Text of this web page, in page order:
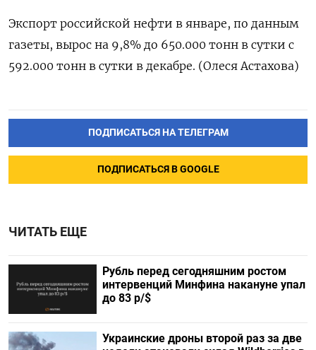
Экспорт российской нефти в январе, по данным
газеты, вырос на 9,8% до 650.000 тонн в сутки с
592.000 тонн в сутки в декабре. (Олеся Астахова)
ПОДПИСАТЬСЯ НА ТЕЛЕГРАМ
ПОДПИСАТЬСЯ В GOOGLE
ЧИТАТЬ ЕЩЕ
Рубль перед сегодняшним ростом
интервенций Минфина накануне упал
до 83 р/$
Украинские дроны второй раз за две